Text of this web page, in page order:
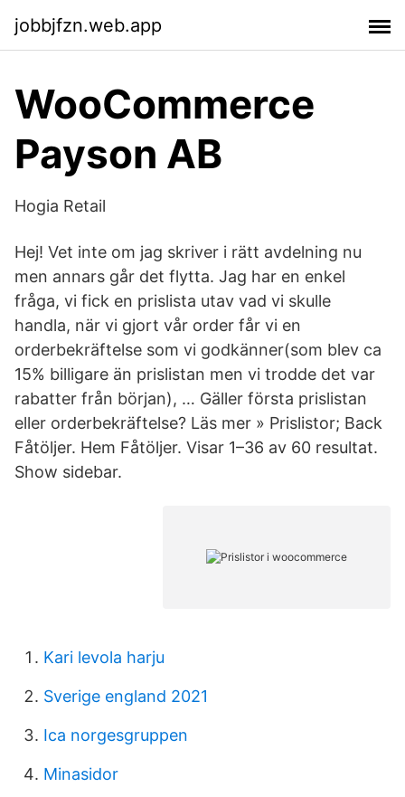
jobbjfzn.web.app
WooCommerce
Payson AB
Hogia Retail
Hej! Vet inte om jag skriver i rätt avdelning nu
men annars går det flytta. Jag har en enkel
fråga, vi fick en prislista utav vad vi skulle
handla, när vi gjort vår order får vi en
orderbekräftelse som vi godkänner(som blev ca
15% billigare än prislistan men vi trodde det var
rabatter från början), … Gäller första prislistan
eller orderbekräftelse? Läs mer » Prislistor; Back
Fåtöljer. Hem Fåtöljer. Visar 1–36 av 60 resultat.
Show sidebar.
Kari levola harju
Sverige england 2021
Ica norgesgruppen
Minasidor